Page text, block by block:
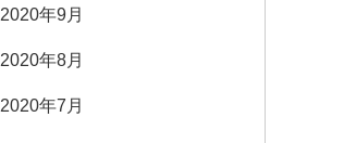
2020年9月
2020年8月
2020年7月